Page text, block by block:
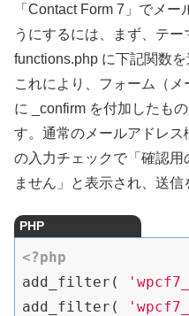
「Contact Form 7」でメ
うにするには、まず、テ
functions.php に下記関数を
これにより、フォーム（
に _confirm を付加したも
す。通常のメールアドレ
の入力チェックで「確認
ません」と表示され、送信
PHP
<?php
add_filter(
add_filter(